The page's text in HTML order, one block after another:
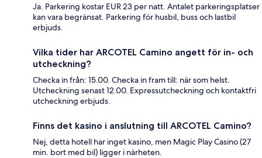
Ja. Parkering kostar EUR 23 per natt. Antalet parkeringsplatser
kan vara begränsat. Parkering för husbil, buss och lastbil
erbjuds.
Vilka tider har ARCOTEL Camino angett för in- och
utcheckning?
Checka in från: 15.00. Checka in fram till: när som helst.
Utcheckning senast 12.00. Expressutcheckning och kontaktfri
utcheckning erbjuds.
Finns det kasino i anslutning till ARCOTEL Camino?
Nej, detta hotell har inget kasino, men Magic Play Casino (27
min. bort med bil) ligger i närheten.